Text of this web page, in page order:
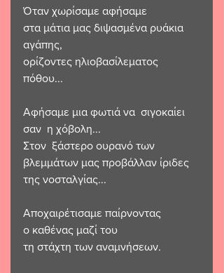
Όταν χωρίσαμε αφήσαμε
στα μάτια μας διψασμένα ρυάκια
αγάπης,
ορίζοντες ηλιοβασίλεματος
πόθου...
Αφήσαμε μια φωτιά να  σιγοκαίει
σαν  η χόβολη...
Στον  ξάστερο ουρανό των
βλεμμάτων μας προβάλλαν ίριδες
της νοσταλγίας...
Αποχαιρέτισαμε παίρνοντας
ο καθένας μαζί του
τη στάχτη των αναμνήσεων.